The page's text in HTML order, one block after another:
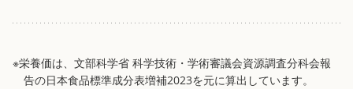
※栄養価は、文部科学省 科学技術・学術審議会資源調査分科会報
告の日本食品標準成分表増補2023を元に算出しています。